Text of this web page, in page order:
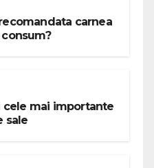
carnea
cele mai importante
sale